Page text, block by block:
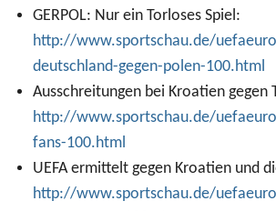
GERPOL: Nur ein Torloses Spiel:
http://www.sportschau.de/
deutschland-gegen-polen-100.html
Ausschreitungen bei Kroatien gegen
http://www.sportschau.de/
fans-100.html
UEFA ermittelt gegen Kroatien und
http://www.sportschau.de/